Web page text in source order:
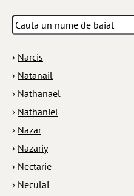
› Narcis
› Natanail
› Nathanael
› Nathaniel
› Nazar
› Nazariy
› Nectarie
› Neculai